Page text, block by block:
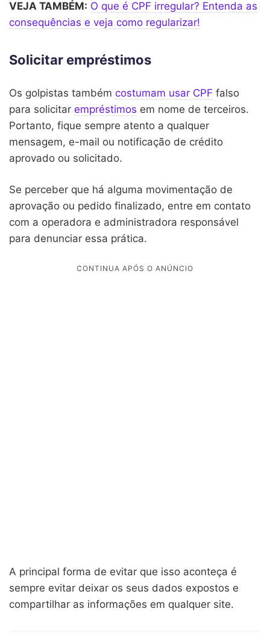
VEJA TAMBÉM: O que é CPF irregular? Entenda as
consequências e veja como regularizar!
Solicitar empréstimos
Os golpistas também costumam usar CPF falso
para solicitar empréstimos em nome de terceiros.
Portanto, fique sempre atento a qualquer
mensagem, e-mail ou notificação de crédito
aprovado ou solicitado.
Se perceber que há alguma movimentação de
aprovação ou pedido finalizado, entre em contato
com a operadora e administradora responsável
para denunciar essa prática.
A principal forma de evitar que isso aconteça é
sempre evitar deixar os seus dados expostos e
compartilhar as informações em qualquer site.